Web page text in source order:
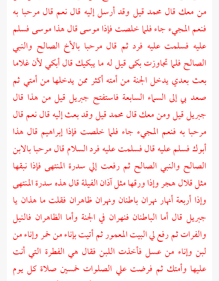
من معك قال محمد قيل وقد أرسل إليه قال نعم قال مرحبا به
فنعم المجيء جاء فلما خلصت فإذاموسىقال هذاموسىفسلم
عليه فسلمت عليه فرد ثم قال مرحبا بالأخ الصالح والنبي
الصالح فلما تجاوزت بكى قيل له ما يبكيك قال أبكي لأن غلاما
بعث بعدي يدخل الجنة من أمته أكثر ممن يدخلها من أمتي ثم
صعد بي إلى السماء السابعة فاستفتح جبريل قيل من هذا قال
جبريلقيل ومن معك قال محمد قيل وقد بعث إليه قال نعم قال
مرحبا به فنعم المجيء جاء فلما خلصت فإذاإبراهيم قال هذا
أبوك فسلم عليه قال فسلمت عليه فرد السلام قال مرحبا بالابن
الصالح والنبي الصالح ثم رفعت إلي سدرة المنتهى فإذا نبقها
مثل قلالهجروإذا ورقها مثل آذان الفيلة قال هذه سدرة المنتهى
وإذا أربعة أنهار نهران باطنان ونهران ظاهران فقلت ما هذان يا
جبريل قال أما الباطنان فنهران في الجنة وأما الظاهران فالنيل
والفرات ثم رفع لي البيت المعمور ثم أتيت بإناء من خمر وإناء من
لبن وإناء من عسل فأخذت اللبن فقال هي الفطرة التي أنت
عليها وأمتك ثم فرضت علي الصلوات خمسين صلاة كل يوم